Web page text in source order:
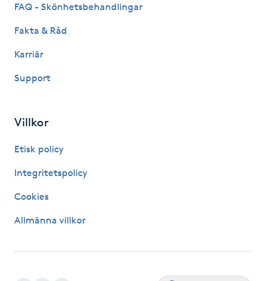
Lashlift Keratin
Liktornar
LPG-behandling
LPG-massage
Läpptatuering
FAQ - Skönhetsbehandlingar
Fakta & Råd
Karriär
Support
Villkor
Etisk policy
Integritetspolicy
Cookies
Allmänna villkor